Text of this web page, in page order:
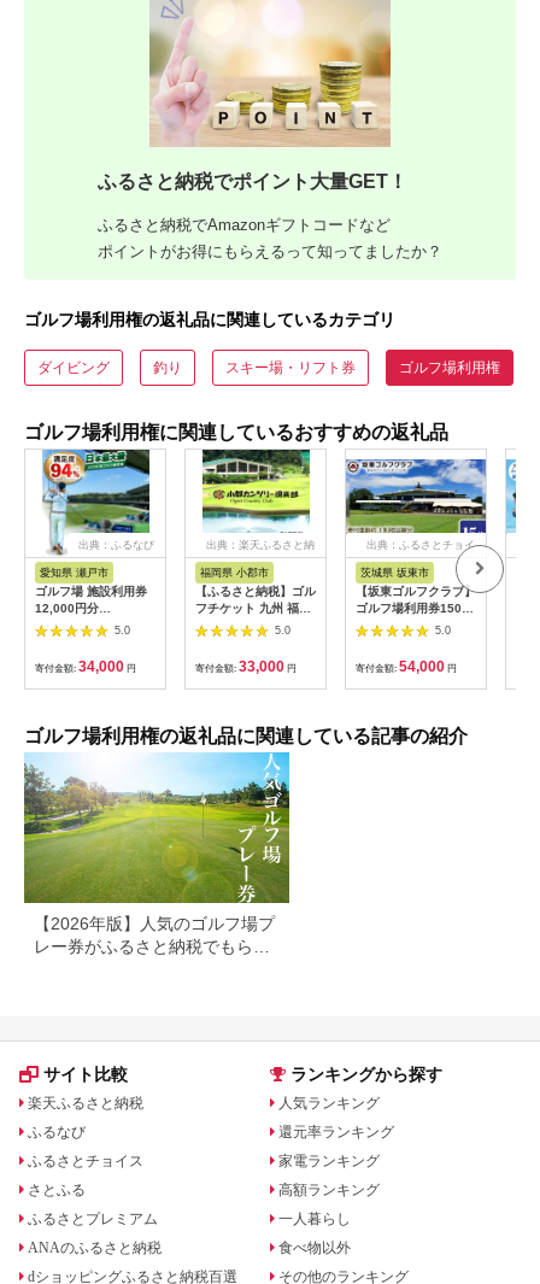
ふるさと納税でポイント大量GET！
ふるさと納税でAmazonギフトコードなど
ポイントがお得にもらえるって知ってましたか？
ゴルフ場利用権の返礼品に関連しているカテゴリ
ダイビング 釣り スキー場・リフト券 ゴルフ場利用権
ゴルフ場利用権に関連しているおすすめの返礼品
出典：ふるなび
愛知県 瀬戸市
ゴルフ場 施設利用券
12,000円分
[BBEC002]ゴルフ倶
楽部大樹 瀬戸店
5.0
寄付金額: 34,000 円
出典：楽天ふるさと納
福岡県 小郡市
【ふるさと納税】ゴル
フチケット 九州 福岡
小郡カンツリー倶楽部
ギフト券 9枚 9000円
ゴルフ チケット 商品
券 ゴルフ券 スポーツ
ラウンド 券 福岡県 小
5.0
寄付金額: 33,000 円
出典：ふるさとチョイ
茨城県 坂東市
【坂東ゴルフクラブ】
ゴルフ場利用券15000
円分（寄付金額の3割
相当額分） ／ ゴルフ
プレー 都心から1時間
利用券 ゴルフ場 チケ
ット 茨城 ゴルフ 予約
立地 ゴルフラウンド
アウトドア スポーツ
5.0
寄付金額: 54,000 円
ゴルフ場利用権の返礼品に関連している記事の紹介
【2026年版】人気のゴルフ場プ
レー券がふるさと納税でもらえ
サイト比較
楽天ふるさと納税
ふるなび
ふるさとチョイス
さとふる
ふるさとプレミアム
ANAのふるさと納税
dショッピングふるさと納税百選
ランキングから探す
人気ランキング
還元率ランキング
家電ランキング
高額ランキング
一人暮らし
食べ物以外
その他のランキング